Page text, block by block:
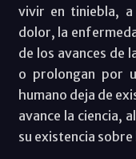
vivir en tiniebla,
dolor, la
de los avances de
o prolongan por
humano deja de
avance la ciencia,
su existencia